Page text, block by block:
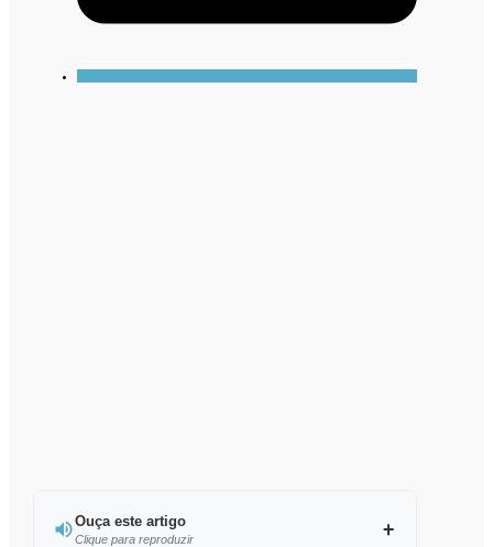
Ouça este artigo
Clique para reproduzir